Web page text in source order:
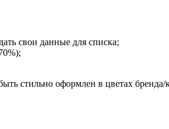
свои данные для списка;
стильно оформлен в цветах